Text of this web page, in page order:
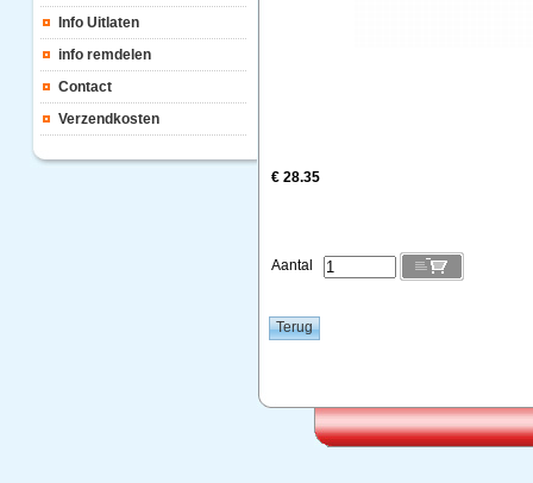
Info Uitlaten
info remdelen
Contact
Verzendkosten
€ 28.35
Aantal